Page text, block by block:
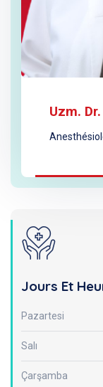
Uzm.
Jours Et
Pazartesi
Salı
Çarşamba